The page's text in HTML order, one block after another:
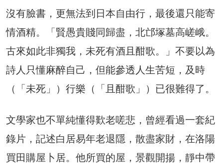
沒有臉書，更無法到日本自由行，最後還只能寄
情酒精。「賢愚貴賤同歸盡，北邙塚墓高嵯峨。
古來如此非獨我，未死有酒且酣歌。」不要以為
詩人只懂麻醉自己，但能參透人生苦短，及時
（「未死」）行樂（「且酣歌」）已很難得了。
文學家也不單純懂得歎老嗟悲，曾經看過一套紀
錄片，記述白居易年老退隱，散盡家財，在洛陽
買田購屋卜居。他所買的屋，景觀開揚，靜中帶